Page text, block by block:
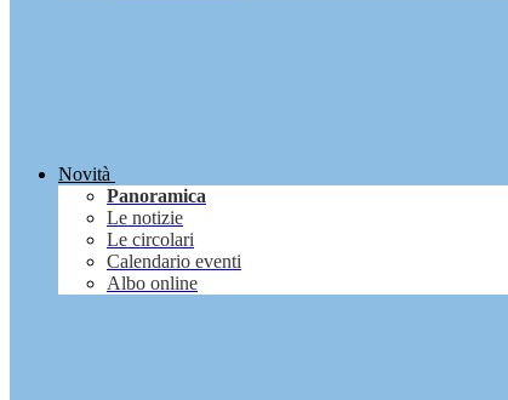
Novità
Panoramica
Le notizie
Le circolari
Calendario eventi
Albo online